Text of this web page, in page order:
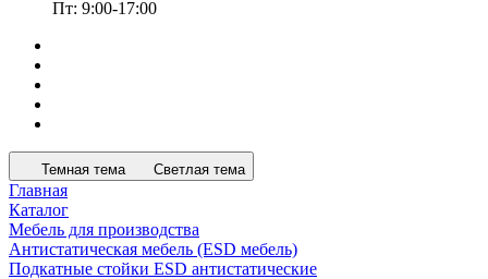
Пт: 9:00-17:00
Темная тема Светлая тема
Главная
Каталог
Мебель для производства
Антистатическая мебель (ESD мебель)
Подкатные стойки ESD антистатические